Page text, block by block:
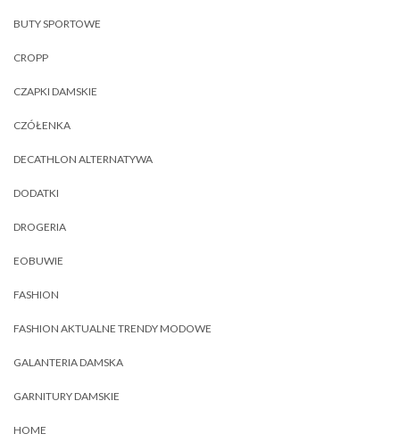
BUTY SPORTOWE
CROPP
CZAPKI DAMSKIE
CZÓŁENKA
DECATHLON ALTERNATYWA
DODATKI
DROGERIA
EOBUWIE
FASHION
FASHION AKTUALNE TRENDY MODOWE
GALANTERIA DAMSKA
GARNITURY DAMSKIE
HOME